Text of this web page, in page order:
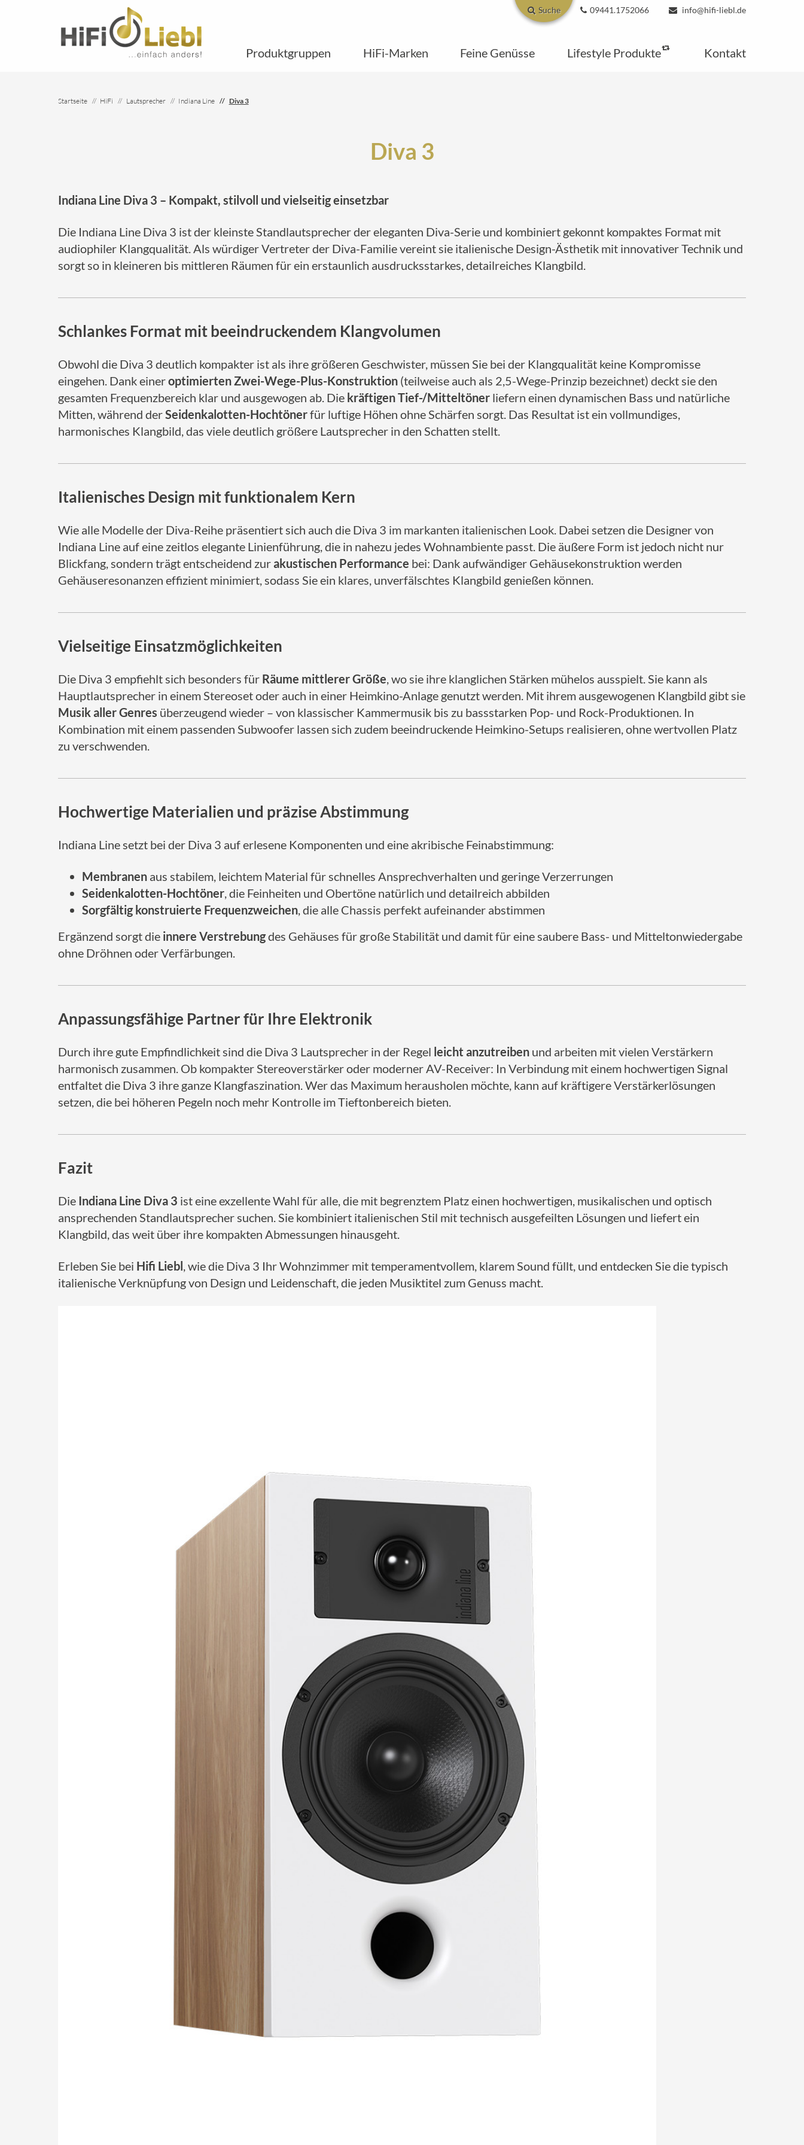
Suche 09441.1752066 info@hifi-liebl.de
Produktgruppen HiFi-Marken Feine Genüsse Lifestyle Produkte Kontakt
Startseite HiFi Lautsprecher Indiana Line Diva 3
Diva 3
Indiana Line Diva 3 – Kompakt, stilvoll und vielseitig einsetzbar
Die Indiana Line Diva 3 ist der kleinste Standlautsprecher der eleganten Diva-Serie und kombiniert gekonnt kompaktes Format mit
audiophiler Klangqualität. Als würdiger Vertreter der Diva-Familie vereint sie italienische Design-Ästhetik mit innovativer Technik und
sorgt so in kleineren bis mittleren Räumen für ein erstaunlich ausdrucksstarkes, detailreiches Klangbild.
Schlankes Format mit beeindruckendem Klangvolumen
Obwohl die Diva 3 deutlich kompakter ist als ihre größeren Geschwister, müssen Sie bei der Klangqualität keine Kompromisse
eingehen. Dank eineroptimierten Zwei-Wege-Plus-Konstruktion (teilweise auch als 2,5-Wege-Prinzip bezeichnet) deckt sie den
gesamten Frequenzbereich klar und ausgewogen ab. Die kräftigen Tief-/Mitteltöner liefern einen dynamischen Bass und natürliche
Mitten, während derSeidenkalotten-Hochtönerfür luftige Höhen ohne Schärfen sorgt. Das Resultat ist ein vollmundiges,
harmonisches Klangbild, das viele deutlich größere Lautsprecher in den Schatten stellt.
Italienisches Design mit funktionalem Kern
Wie alle Modelle der Diva-Reihe präsentiert sich auch die Diva 3 im markanten italienischen Look. Dabei setzen die Designer von
Indiana Line auf eine zeitlos elegante Linienführung, die in nahezu jedes Wohnambiente passt. Die äußere Form ist jedoch nicht nur
Blickfang, sondern trägt entscheidend zurakustischen Performance bei: Dank aufwändiger Gehäusekonstruktion werden
Gehäuseresonanzen effizient minimiert, sodass Sie ein klares, unverfälschtes Klangbild genießen können.
Vielseitige Einsatzmöglichkeiten
Die Diva 3 empfiehlt sich besonders für Räume mittlerer Größe, wo sie ihre klanglichen Stärken mühelos ausspielt. Sie kann als
Hauptlautsprecher in einem Stereoset oder auch in einer Heimkino-Anlage genutzt werden. Mit ihrem ausgewogenen Klangbild gibt sie
Musik aller Genres überzeugend wieder – von klassischer Kammermusik bis zu bassstarken Pop- und Rock-Produktionen. In
Kombination mit einem passenden Subwoofer lassen sich zudem beeindruckende Heimkino-Setups realisieren, ohne wertvollen Platz
zu verschwenden.
Hochwertige Materialien und präzise Abstimmung
Indiana Line setzt bei der Diva 3 auf erlesene Komponenten und eine akribische Feinabstimmung:
Membranen aus stabilem, leichtem Material für schnelles Ansprechverhalten und geringe Verzerrungen
Seidenkalotten-Hochtöner, die Feinheiten und Obertöne natürlich und detailreich abbilden
Sorgfältig konstruierte Frequenzweichen, die alle Chassis perfekt aufeinander abstimmen
Ergänzend sorgt die innere Verstrebungdes Gehäuses für große Stabilität und damit für eine saubere Bass- und Mitteltonwiedergabe
ohne Dröhnen oder Verfärbungen.
Anpassungsfähige Partner für Ihre Elektronik
Durch ihre gute Empfindlichkeit sind die Diva 3 Lautsprecher in der Regel leicht anzutreiben und arbeiten mit vielen Verstärkern
harmonisch zusammen. Ob kompakter Stereoverstärker oder moderner AV-Receiver: In Verbindung mit einem hochwertigen Signal
entfaltet die Diva 3 ihre ganze Klangfaszination. Wer das Maximum herausholen möchte, kann auf kräftigere Verstärkerlösungen
setzen, die bei höheren Pegeln noch mehr Kontrolle im Tieftonbereich bieten.
Fazit
Die Indiana Line Diva 3 ist eine exzellente Wahl für alle, die mit begrenztem Platz einen hochwertigen, musikalischen und optisch
ansprechenden Standlautsprecher suchen. Sie kombiniert italienischen Stil mit technisch ausgefeilten Lösungen und liefert ein
Klangbild, das weit über ihre kompakten Abmessungen hinausgeht.
Erleben Sie bei Hifi Liebl, wie die Diva 3 Ihr Wohnzimmer mit temperamentvollem, klarem Sound füllt, und entdecken Sie die typisch
italienische Verknüpfung von Design und Leidenschaft, die jeden Musiktitel zum Genuss macht.